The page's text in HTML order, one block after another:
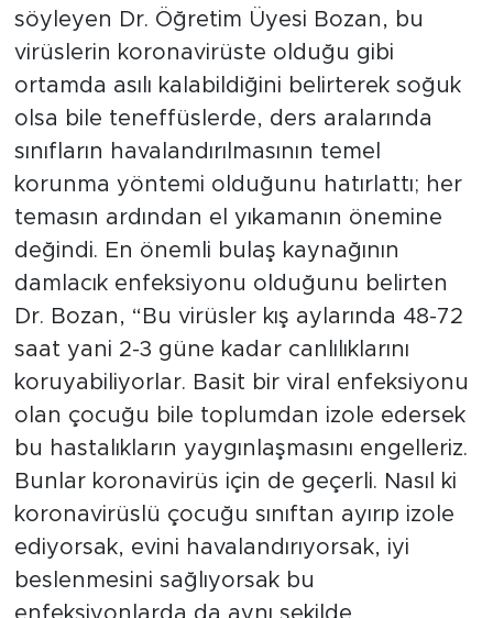
söyleyen Dr. Öğretim Üyesi Bozan, bu
virüslerin koronavirüste olduğu gibi
ortamda asılı kalabildiğini belirterek soğuk
olsa bile teneffüslerde, ders aralarında
sınıfların havalandırılmasının temel
korunma yöntemi olduğunu hatırlattı; her
temasın ardından el yıkamanın önemine
değindi. En önemli bulaş kaynağının
damlacık enfeksiyonu olduğunu belirten
Dr. Bozan, “Bu virüsler kış aylarında 48-72
saat yani 2-3 güne kadar canlılıklarını
koruyabiliyorlar. Basit bir viral enfeksiyonu
olan çocuğu bile toplumdan izole edersek
bu hastalıkların yaygınlaşmasını engelleriz.
Bunlar koronavirüs için de geçerli. Nasıl ki
koronavirüslü çocuğu sınıftan ayırıp izole
ediyorsak, evini havalandırıyorsak, iyi
beslenmesini sağlıyorsak bu
enfeksiyonlarda da aynı şekilde